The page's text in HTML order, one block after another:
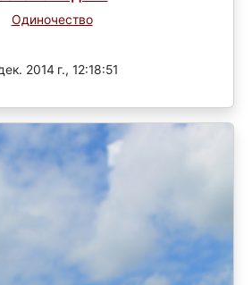
Одиночество
2014 г., 12:18:51